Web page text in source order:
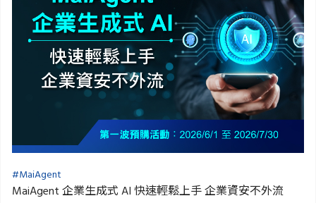
#MaiAgent
MaiAgent 企業生成式 AI 快速輕鬆上手 企業資安不外流